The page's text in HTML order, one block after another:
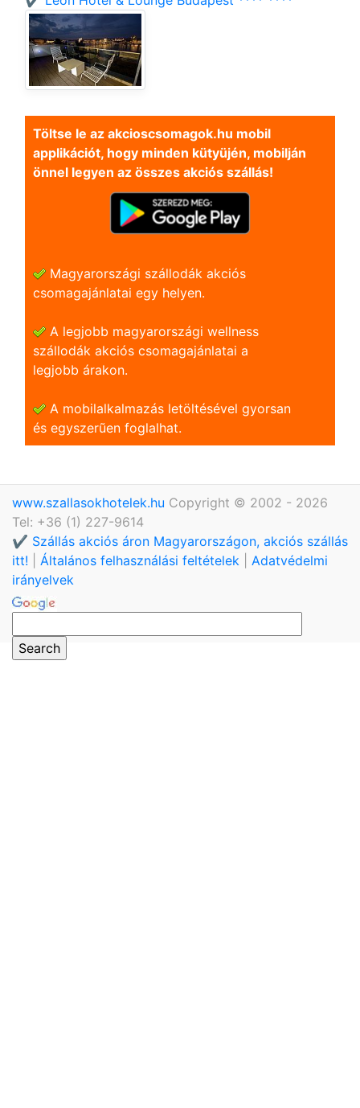
Töltse le az akcioscsomagok.hu mobil
applikációt, hogy minden kütyüjén, mobilján
önnel legyen az összes akciós szállás!
Magyarországi szállodák akciós
csomagajánlatai egy helyen.
A legjobb magyarországi wellness
szállodák akciós csomagajánlatai a
legjobb árakon.
A mobilalkalmazás letöltésével gyorsan
és egyszerũen foglalhat.
www.szallasokhotelek.hu Copyright © 2002 - 2026
Tel: +36 (1) 227-9614
✔️ Szállás akciós áron Magyarországon, akciós szállás
itt!
Általános felhasználási feltételek
Adatvédelmi
irányelvek